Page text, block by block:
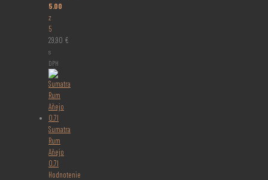
5.00
z
5
29,90 €
s
DPH
Sumatra
Rum
Añejo
0,7l
Hodnotenie